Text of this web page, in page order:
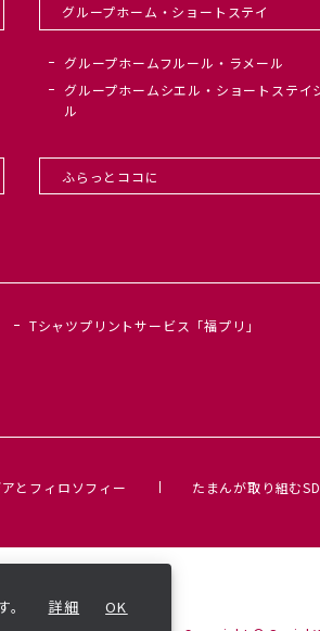
グループホーム・ショートステイ
グループホームフルール・ラメール
グループホームシエル・ショートステイ
ル
ふらっとココに
Tシャツプリントサービス「福プリ」
とフィロソフィー たまんが取り組む
詳細 OK